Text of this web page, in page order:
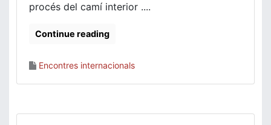
procés del camí interior ....
Continue reading
Encontres internacionals